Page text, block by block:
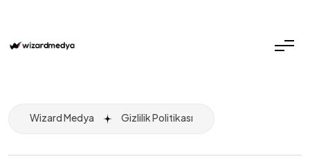
Wizard Medya Gizlilik Politikası